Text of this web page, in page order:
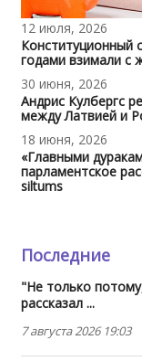
12 июля, 2026
Конституционный
годами взимали с
30 июня, 2026
Андрис Кулбергс
между Латвией и
18 июня, 2026
«Главными
парламентское
siltums
Последние
"Не только
рассказал ...
7 августа 2026 19:03